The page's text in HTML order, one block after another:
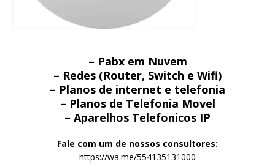
– Pabx em Nuvem
– Redes (Router, Switch e Wifi)
– Planos de internet e telefonia
– Planos de Telefonia Movel
– Aparelhos Telefonicos IP
Fale com um de nossos consultores:
https://wa.me/554135131000